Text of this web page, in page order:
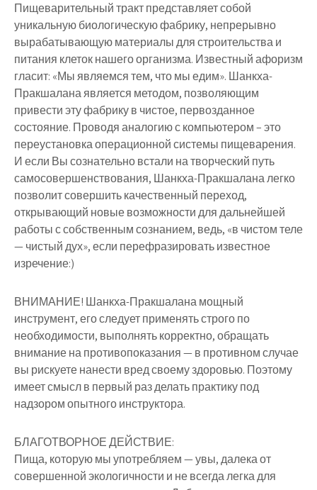
Пищеварительный тракт представляет собой
уникальную биологическую фабрику, непрерывно
вырабатывающую материалы для строительства и
питания клеток нашего организма. Известный афоризм
гласит: «Мы являемся тем, что мы едим». Шанкха-
Пракшалана является методом, позволяющим
привести эту фабрику в чистое, первозданное
состояние. Проводя аналогию с компьютером – это
переустановка операционной системы пищеварения.
И если Вы сознательно встали на творческий путь
самосовершенствования, Шанкха-Пракшалана легко
позволит совершить качественный переход,
открывающий новые возможности для дальнейшей
работы с собственным сознанием, ведь, «в чистом теле
— чистый дух», если перефразировать известное
изречение:)
ВНИМАНИЕ! Шанкха-Пракшалана мощный
инструмент, его следует применять строго по
необходимости, выполнять корректно, обращать
внимание на противопоказания — в противном случае
вы рискуете нанести вред своему здоровью. Поэтому
имеет смысл в первый раз делать практику под
надзором опытного инструктора.
БЛАГОТВОРНОЕ ДЕЙСТВИЕ:
Пища, которую мы употребляем — увы, далека от
совершенной экологичности и не всегда легка для